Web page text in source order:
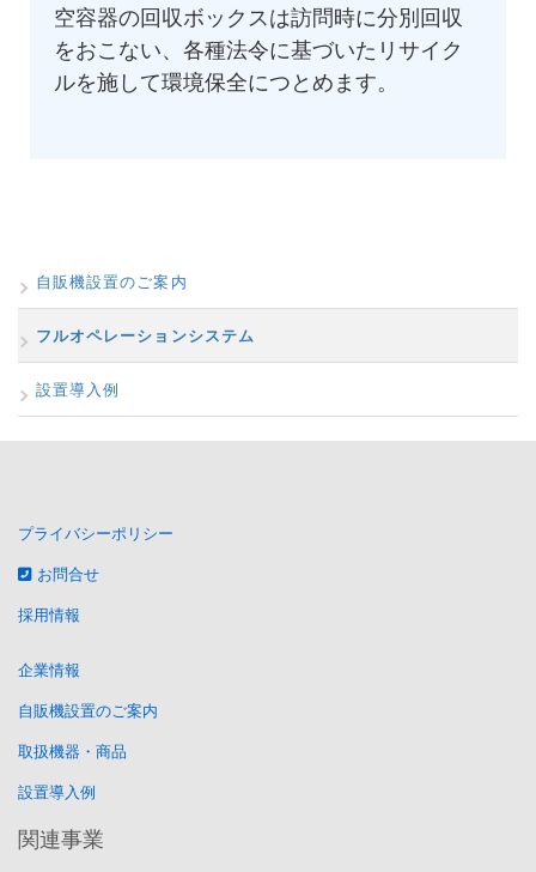
空容器の回収ボックスは訪問時に分別回収
をおこない、各種法令に基づいたリサイク
ルを施して環境保全につとめます。
自販機設置のご案内
フルオペレーションシステム
設置導入例
プライバシーポリシー
お問合せ
採用情報
企業情報
自販機設置のご案内
取扱機器・商品
設置導入例
関連事業